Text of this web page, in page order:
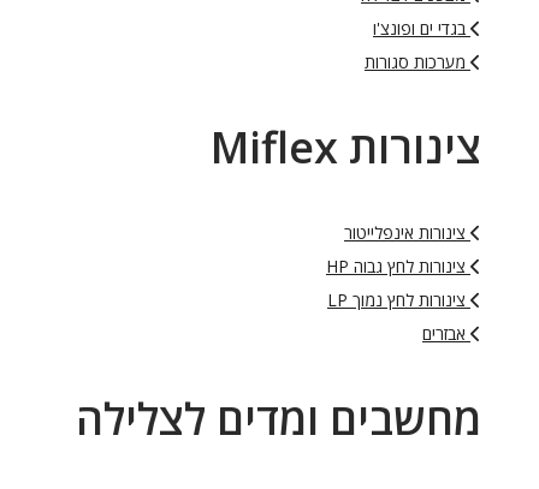
בגדי ים ופונצ'ו
מערכות סגורות
צינורות Miflex
צינורות אינפלייטור
צינורות לחץ גבוה HP
צינורות לחץ נמוך LP
אבזרים
מחשבים ומדים לצלילה